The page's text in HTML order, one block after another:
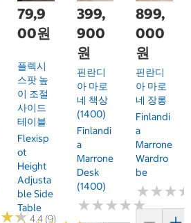
★★
★★4.4 (9)
79,9
00원
플렉시
스팟 높
이 조절
사이드
테이블
Flexisp
Ot
Height
Adjusta
Ble Side
Table
399,
900
원
핀란디
아 마로
네 책상
(1400)
Finlandi
A
Marrone
Desk
(1400)
★★★★★
★★★★★
899,
000
원
핀란디
아 마로
네 장롱
Finlandi
A
Marrone
Wardro
Be
★★★
★★★